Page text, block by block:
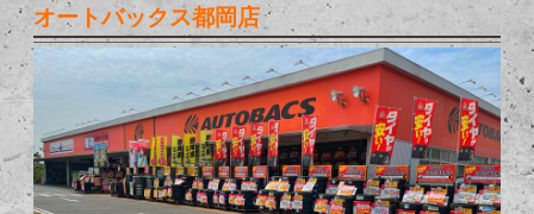
オートバックス都岡店